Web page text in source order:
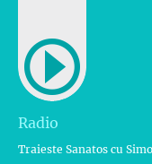
Radio
Traieste Sanatos cu